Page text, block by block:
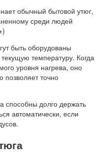
обычный бытовой утюг,
среди людей
быть оборудованы
температуру. Когда
уровня нагрева, оно
позволяет точно
способны долго держать
автоматически, если